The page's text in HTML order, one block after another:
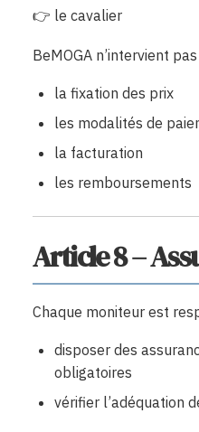
👉 le cavalier
BeMOGA n’intervient
la fixation des prix
les modalités de
la facturation
les remboursements
Article 8 –
Chaque moniteur est
disposer des
obligatoires
vérifier l’adéquation